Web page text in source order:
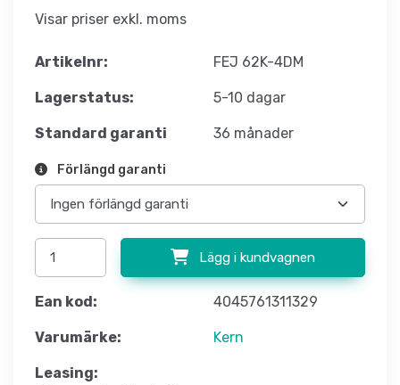
Visar priser exkl. moms
Artikelnr: FEJ 62K-4DM
Lagerstatus: 5-10 dagar
Standard garanti 36 månader
Förlängd garanti
Lägg i kundvagnen
Ean kod: 4045761311329
Varumärke: Kern
Leasing: